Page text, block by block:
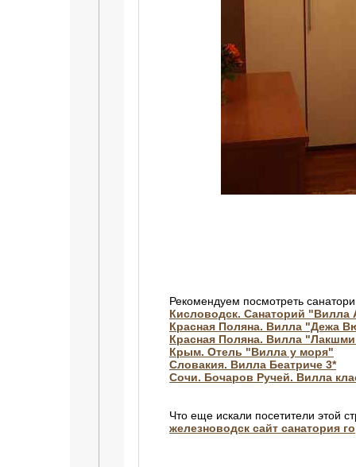
Рекомендуем посмотреть
Кисловодск. Санаторий "Вилла
Красная Поляна. Вилла "Дежа
Красная Поляна. Вилла
Крым. Отель "Вилла у моря"
Словакия. Вилла Беатриче 3*
Сочи. Бочаров Ручей. Вилла
Что еще искали посетители этой
железноводск сайт санатория